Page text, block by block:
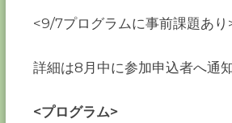
<9/7プログラムに事前課題あり
詳細は8月中に参加申込者へ通
<プログラム>